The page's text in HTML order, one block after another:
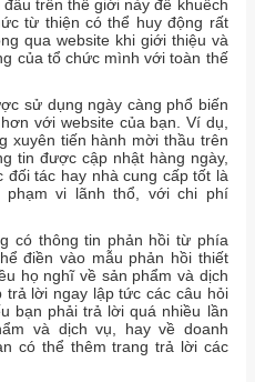
trên thế giới này để khuếch
từ thiện có thể huy động rất
qua website khi giới thiệu và
của tổ chức mình với toàn thế
sử dụng ngày càng phổ biến
với website của bạn. Ví dụ,
xuyên tiến hành mời thầu trên
tin được cập nhật hàng ngày,
tác hay nhà cung cấp tốt là
phạm vi lãnh thổ, với chi phí
có thông tin phản hồi từ phía
điền vào mẫu phản hồi thiết
họ nghĩ về sản phẩm và dịch
trả lời ngay lập tức các câu hỏi
bạn phải trả lời quá nhiều lần
và dịch vụ, hay về doanh
có thể thêm trang trả lời các